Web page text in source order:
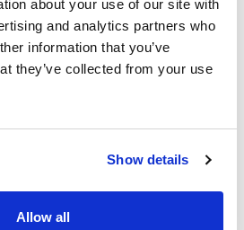
about your use of our site with
and analytics partners who
information that you’ve
they’ve collected from your use
Show details
Allow all
für den Zugriff auf
Tickets, die seit 2018 an
wurden.“
dafür, wie Datenlecks und
werden. Darüber hinaus ist
dafür, warum es so wichtig ist, im
über ein bekanntes